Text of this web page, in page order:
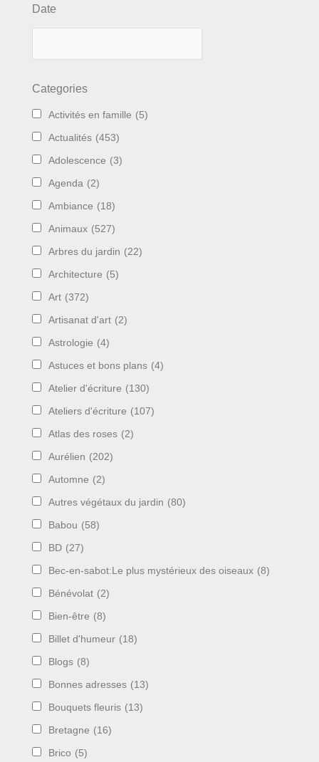
Date
Categories
Activités en famille (5)
Actualités (453)
Adolescence (3)
Agenda (2)
Ambiance (18)
Animaux (527)
Arbres du jardin (22)
Architecture (5)
Art (372)
Artisanat d'art (2)
Astrologie (4)
Astuces et bons plans (4)
Atelier d'écriture (130)
Ateliers d'écriture (107)
Atlas des roses (2)
Aurélien (202)
Automne (2)
Autres végétaux du jardin (80)
Babou (58)
BD (27)
Bec-en-sabot:Le plus mystérieux des oiseaux (8)
Bénévolat (2)
Bien-être (8)
Billet d'humeur (18)
Blogs (8)
Bonnes adresses (13)
Bouquets fleuris (13)
Bretagne (16)
Brico (5)